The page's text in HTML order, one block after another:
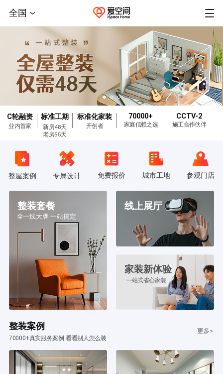
全国
C轮融资
业内首家
标准工期
新房48天
老房55天
标准化家装
开创者
70000+
家庭信赖之选
CCTV-2
施工合作伙伴
整屋案例 专属设计 免费报价 城市工地 参观门店
整装套餐
全一线大牌 一站搞定
线上展厅
家装新体验
一站式省心家装
整装案例
70000+真实服务案例 看看别人怎么装
更多>